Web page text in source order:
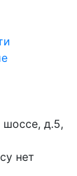
шоссе, д.5,
нет